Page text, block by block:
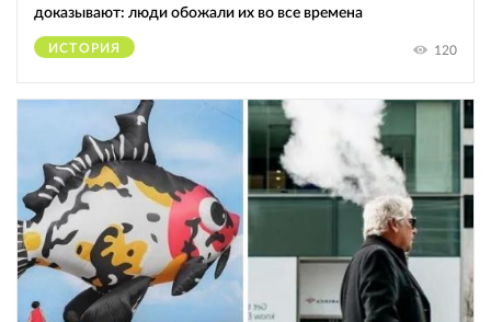
доказывают: люди обожали их во все времена
ИСТОРИЯ 120